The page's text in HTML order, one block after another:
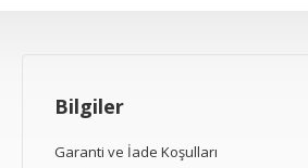
Bilgiler
Garanti ve İade Koşulları